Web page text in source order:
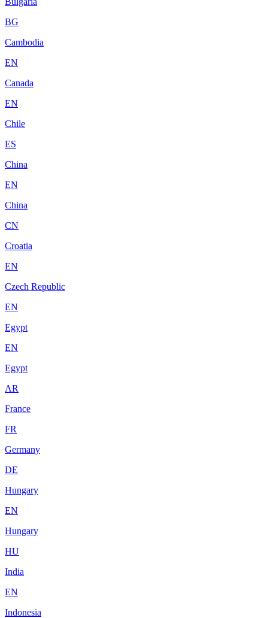
BG
Cambodia
EN
Canada
EN
Chile
ES
China
EN
China
CN
Croatia
EN
Czech Republic
EN
Egypt
EN
Egypt
AR
France
FR
Germany
DE
Hungary
EN
Hungary
HU
India
EN
Indonesia